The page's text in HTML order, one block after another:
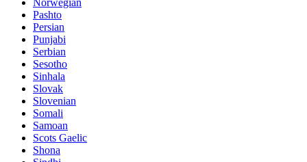
Pashto
Persian
Punjabi
Serbian
Sesotho
Sinhala
Slovak
Slovenian
Somali
Samoan
Scots Gaelic
Shona